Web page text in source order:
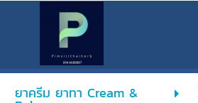
ยาครีม ยาทา Cream &